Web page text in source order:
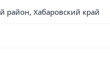
район, Хабаровский край